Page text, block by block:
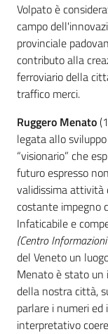
zione
on line
Servizi
online
Volpato è
campo
provinciale
contributo alla
ferroviario della
traffico merci.
Ruggero Menato
legata allo
“visionario” che
futuro espresso
validissima attività
costante impegno
Infaticabile e
(Centro
del Veneto un
Menato è stato
della nostra città,
parlare i numeri
interpretativo